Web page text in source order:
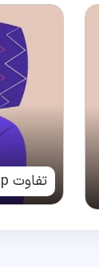
تفاوت sleep و asleep چیست؟